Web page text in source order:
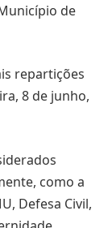
de
repartições
8 de junho,
como a
Defesa Civil,